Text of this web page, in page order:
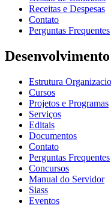
Receitas e Despesas
Contato
Perguntas Frequentes
Estrutura
Cursos
Projetos e Programas
Serviços
Editais
Documentos
Contato
Perguntas Frequentes
Concursos
Manual do Servidor
Siass
Eventos